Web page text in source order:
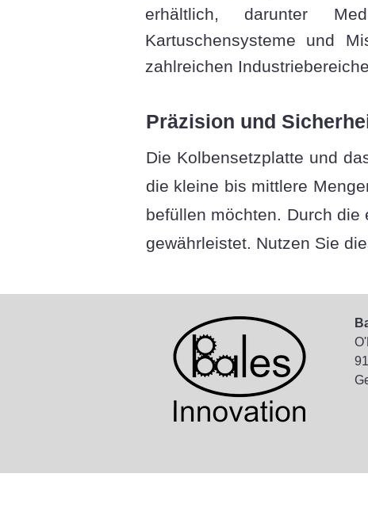
erhältlich, darunter
Kartuschensysteme und
zahlreichen
Präzision und
Die Kolbensetzplatte und
die kleine bis mittlere
befüllen möchten. Durch
gewährleistet. Nutzen Sie